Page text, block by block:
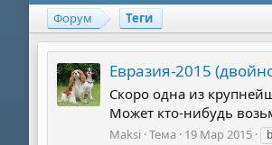
Форум Теги
Евразия-2015
Скоро одна из
Может кто-нибудь
Maksi Тема 19 Мар 2015